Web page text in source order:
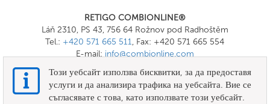
RETIGO COMBIONLINE®
Láň 2310, PS 43, 756 64 Rožnov pod Radhoštěm
Tel.: +420 571 665 511, Fax: +420 571 665 554
E-mail: info@combionline.com
OnlineMenu
Този уебсайт използва бисквитки, за да предоставя
услуги и да анализира трафика на уебсайта. Вие се
съгласявате с това, като използвате този уебсайт.